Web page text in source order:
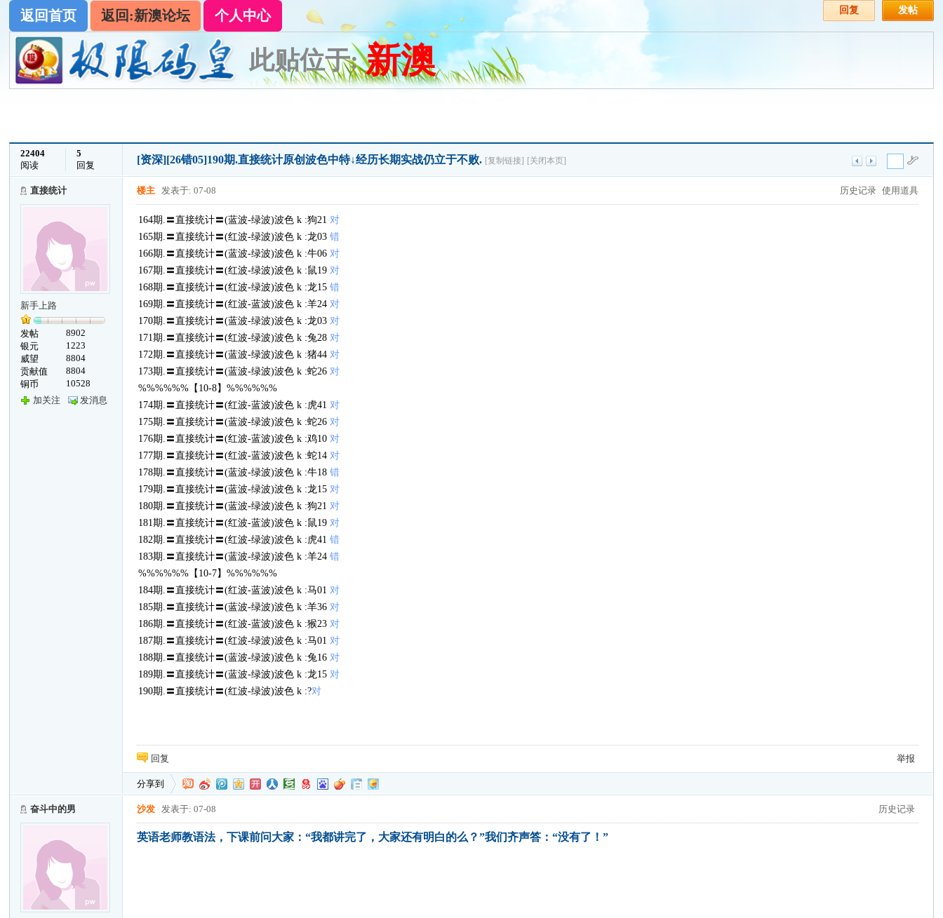
返回首页 返回:新澳论坛 个人中心 发帖
回复
此贴位于: 新澳
22404
阅读
5
回复
[资深][26错05]190期.直接统计原创波色中特↓经历长期实战仍立于不败. [复制链接] [关闭本页]
直接统计
新手上路
发帖
8902
银元
1223
威望
8804
贡献值
8804
铜币
10528
加关注
发消息
历史记录 使用道具
楼主 发表于: 07-08
164期.〓直接统计〓(蓝波-绿波)波色 k :狗21对
165期.〓直接统计〓(红波-绿波)波色 k :龙03错
166期.〓直接统计〓(蓝波-绿波)波色 k :牛06对
167期.〓直接统计〓(红波-绿波)波色 k :鼠19对
168期.〓直接统计〓(红波-绿波)波色 k :龙15错
169期.〓直接统计〓(红波-蓝波)波色 k :羊24对
170期.〓直接统计〓(蓝波-绿波)波色 k :龙03对
171期.〓直接统计〓(红波-绿波)波色 k :兔28对
172期.〓直接统计〓(蓝波-绿波)波色 k :猪44对
173期.〓直接统计〓(蓝波-绿波)波色 k :蛇26对
%%%%%%【10-8】%%%%%%
174期.〓直接统计〓(红波-蓝波)波色 k :虎41对
175期.〓直接统计〓(蓝波-绿波)波色 k :蛇26对
176期.〓直接统计〓(红波-蓝波)波色 k :鸡10对
177期.〓直接统计〓(红波-蓝波)波色 k :蛇14对
178期.〓直接统计〓(蓝波-绿波)波色 k :牛18错
179期.〓直接统计〓(蓝波-绿波)波色 k :龙15对
180期.〓直接统计〓(蓝波-绿波)波色 k :狗21对
181期.〓直接统计〓(红波-蓝波)波色 k :鼠19对
182期.〓直接统计〓(红波-绿波)波色 k :虎41错
183期.〓直接统计〓(蓝波-绿波)波色 k :羊24错
%%%%%%【10-7】%%%%%%
184期.〓直接统计〓(红波-蓝波)波色 k :马01对
185期.〓直接统计〓(蓝波-绿波)波色 k :羊36对
186期.〓直接统计〓(红波-蓝波)波色 k :猴23对
187期.〓直接统计〓(红波-绿波)波色 k :马01对
188期.〓直接统计〓(蓝波-绿波)波色 k :兔16对
189期.〓直接统计〓(蓝波-绿波)波色 k :龙15对
190期.〓直接统计〓(红波-绿波)波色 k :?对
回复 举报
分享到
奋斗中的男 历史记录
沙发 发表于: 07-08
英语老师教语法，下课前问大家：“我都讲完了，大家还有明白的么？”我们齐声答：“没有了！”